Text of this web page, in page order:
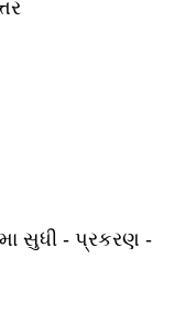
સુધી - પ્રકરણ -